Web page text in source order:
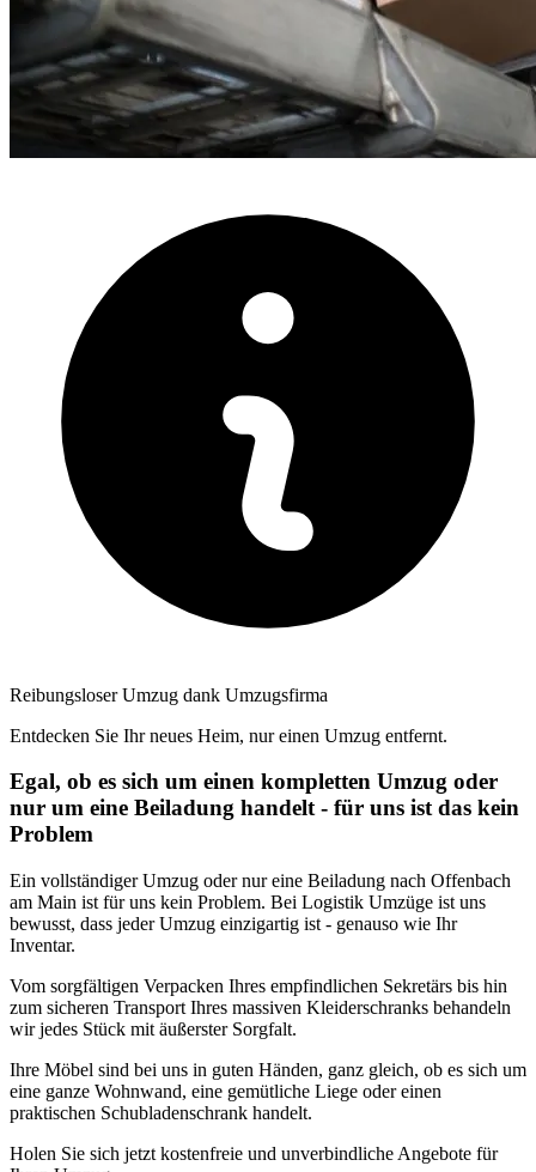
Reibungsloser Umzug dank Umzugsfirma
Entdecken Sie Ihr neues Heim, nur einen Umzug entfernt.
Egal, ob es sich um einen kompletten Umzug oder
nur um eine Beiladung handelt - für uns ist das kein
Problem
Ein vollständiger Umzug oder nur eine Beiladung nach Offenbach
am Main ist für uns kein Problem. Bei Logistik Umzüge ist uns
bewusst, dass jeder Umzug einzigartig ist - genauso wie Ihr
Inventar.
Vom sorgfältigen Verpacken Ihres empfindlichen Sekretärs bis hin
zum sicheren Transport Ihres massiven Kleiderschranks behandeln
wir jedes Stück mit äußerster Sorgfalt.
Ihre Möbel sind bei uns in guten Händen, ganz gleich, ob es sich um
eine ganze Wohnwand, eine gemütliche Liege oder einen
praktischen Schubladenschrank handelt.
Holen Sie sich jetzt kostenfreie und unverbindliche Angebote für